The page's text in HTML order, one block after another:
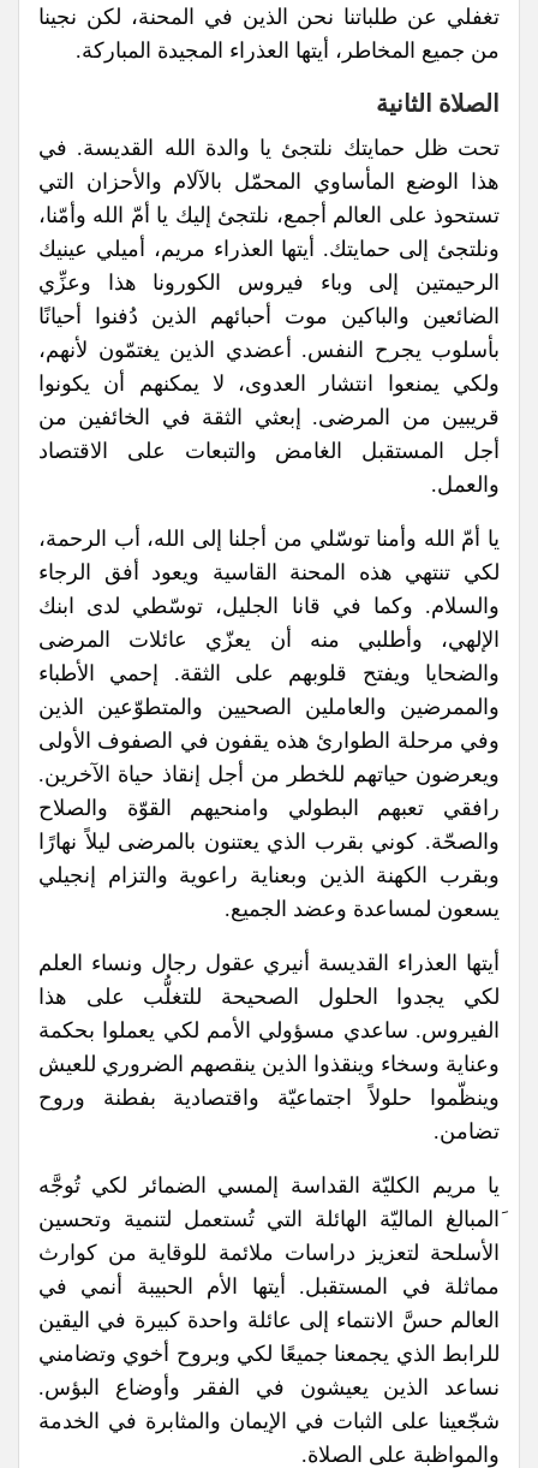
تغفلي عن طلباتنا نحن الذين في المحنة، لكن نجينا
من جميع المخاطر، أيتها العذراء المجيدة المباركة.
الصلاة الثانية
تحت ظل حمايتك نلتجئ يا والدة الله القديسة. في
هذا الوضع المأساوي المحمّل بالآلام والأحزان التي
تستحوذ على العالم أجمع، نلتجئ إليك يا أمّ الله وأمّنا،
ونلتجئ إلى حمايتك. أيتها العذراء مريم، أميلي عينيك
الرحيمتين إلى وباء فيروس الكورونا هذا وعزِّي
الضائعين والباكين موت أحبائهم الذين دُفنوا أحيانًا
بأسلوب يجرح النفس. أعضدي الذين يغتمّون لأنهم،
ولكي يمنعوا انتشار العدوى، لا يمكنهم أن يكونوا
قريبين من المرضى. إبعثي الثقة في الخائفين من
أجل المستقبل الغامض والتبعات على الاقتصاد
والعمل.
يا أمّ الله وأمنا توسّلي من أجلنا إلى الله، أب الرحمة،
لكي تنتهي هذه المحنة القاسية ويعود أفق الرجاء
والسلام. وكما في قانا الجليل، توسّطي لدى ابنك
الإلهي، وأطلبي منه أن يعزّي عائلات المرضى
والضحايا ويفتح قلوبهم على الثقة. إحمي الأطباء
والممرضين والعاملين الصحيين والمتطوّعين الذين
وفي مرحلة الطوارئ هذه يقفون في الصفوف الأولى
ويعرضون حياتهم للخطر من أجل إنقاذ حياة الآخرين.
رافقي تعبهم البطولي وامنحيهم القوّة والصلاح
والصحّة. كوني بقرب الذي يعتنون بالمرضى ليلاً نهارًا
وبقرب الكهنة الذين وبعناية راعوية والتزام إنجيلي
يسعون لمساعدة وعضد الجميع.
أيتها العذراء القديسة أنيري عقول رجال ونساء العلم
لكي يجدوا الحلول الصحيحة للتغلُّب على هذا
الفيروس. ساعدي مسؤولي الأمم لكي يعملوا بحكمة
وعناية وسخاء وينقذوا الذين ينقصهم الضروري للعيش
وينظّموا حلولاً اجتماعيّة واقتصادية بفطنة وروح
تضامن.
يا مريم الكليّة القداسة إلمسي الضمائر لكي تُوجَّه
َالمبالغ الماليّة الهائلة التي تُستعمل لتنمية وتحسين
الأسلحة لتعزيز دراسات ملائمة للوقاية من كوارث
مماثلة في المستقبل. أيتها الأم الحبيبة أنمي في
العالم حسَّ الانتماء إلى عائلة واحدة كبيرة في اليقين
للرابط الذي يجمعنا جميعًا لكي وبروح أخوي وتضامني
نساعد الذين يعيشون في الفقر وأوضاع البؤس.
شجّعينا على الثبات في الإيمان والمثابرة في الخدمة
والمواظبة على الصلاة.